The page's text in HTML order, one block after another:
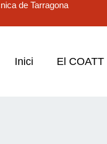
de Tarragona
Inici El COATT